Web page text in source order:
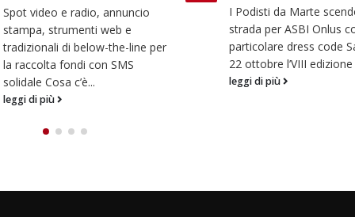
I Podisti da Marte scendono in
strada per ASBI Onlus con un
particolare dress code Sabato
22 ottobre l’VIII edizione della...
leggi di più